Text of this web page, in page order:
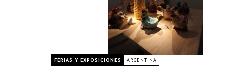
FERIAS Y EXPOSICIONES ARGENTINA